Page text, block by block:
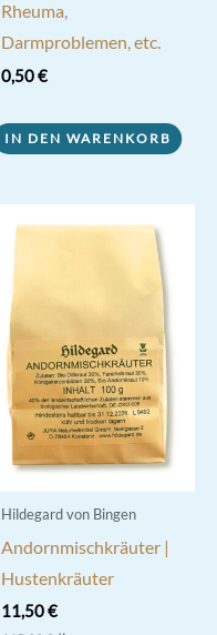
Rheuma,
Darmproblemen, etc.
0,50€
IN DEN WARENKORB
Hildegard von Bingen
Andornmischkräuter |
Hustenkräuter
11,50€